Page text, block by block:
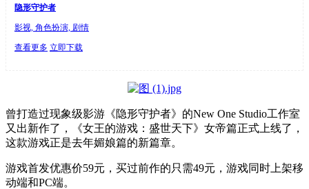
隐形守护者
影视, 角色扮演, 剧情
查看更多 立即下载
曾打造过现象级影游《隐形守护者》的New One Studio工作室
又出新作了，《女王的游戏：盛世天下》女帝篇正式上线了，
这款游戏正是去年媚娘篇的新篇章。
游戏首发优惠价59元，买过前作的只需49元，游戏同时上架移
动端和PC端。